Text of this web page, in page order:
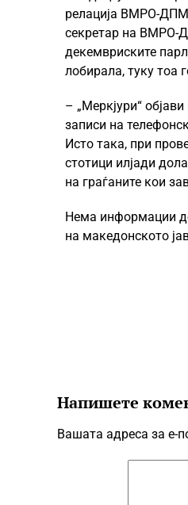
релација ВМРО-
секретар на ВМРО-
декемвриските
лобирала, туку тоа
– „Меркјури“
записи на
Исто така, при
стотици илјади
на граѓаните кои
Нема информации
на македонското
Напишете
Вашата адреса за е-